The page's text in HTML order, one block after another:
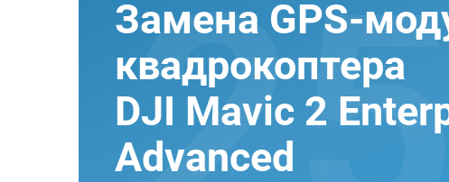
Замена GPS-
квадрокоптера
DJI Mavic 2
Advanced